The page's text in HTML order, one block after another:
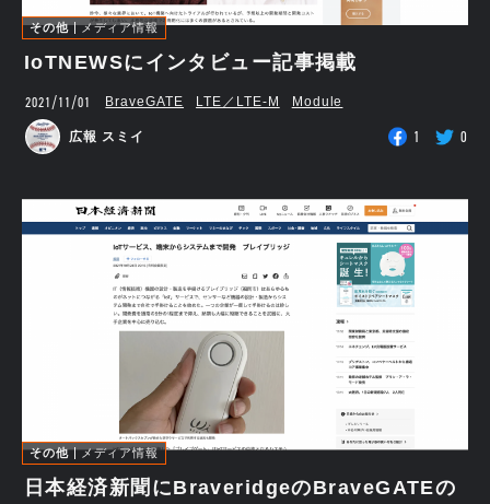
その他 メディア情報
IoTNEWSにインタビュー記事掲載
2021/11/01 BraveGATE LTE／LTE-M Module
広報 スミイ 1 0
その他 メディア情報
日本経済新聞にBraveridgeのBraveGATEの